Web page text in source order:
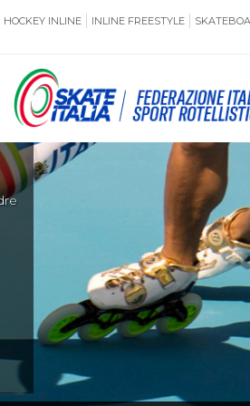
HOCKEY INLINE INLINE FREESTYLE
ANTIDOPING